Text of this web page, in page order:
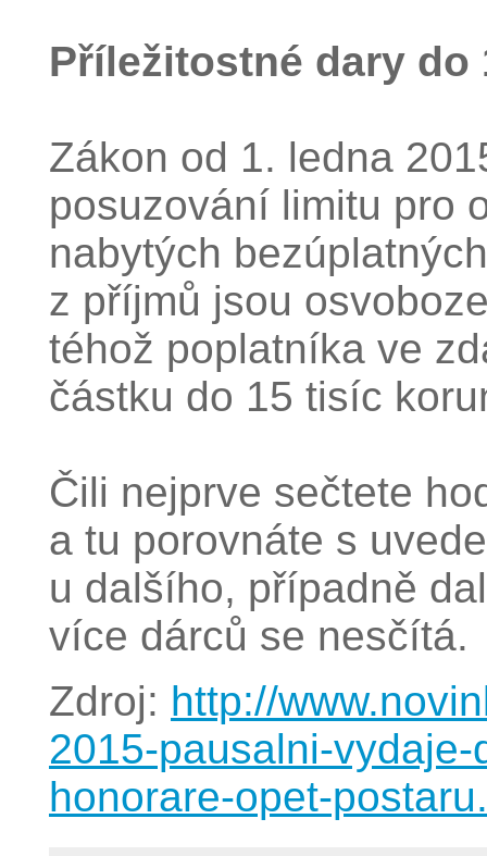
Příležitostné dary do
Zákon od 1. ledna
posuzování limitu pro
nabytých
z příjmů jsou
téhož poplatníka ve
částku do 15 tisíc
Čili nejprve sečtete
a tu porovnáte s
u dalšího, případně
více dárců se nesčítá.
Zdroj: http://
2015-pausalni-
honorare-opet-